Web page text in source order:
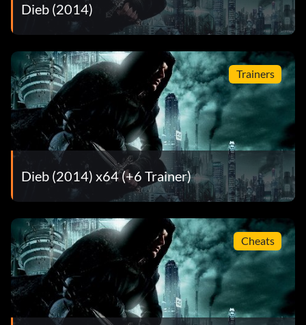
Dieb (2014)
Trainers
Dieb (2014) x64 (+6 Trainer)
Cheats